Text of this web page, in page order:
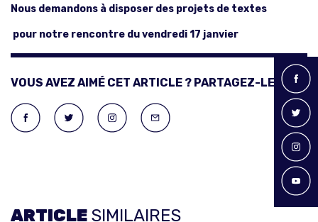
Nous demandons à disposer des projets de textes
pour notre rencontre du vendredi 17 janvier
VOUS AVEZ AIMÉ CET ARTICLE ? PARTAGEZ-LE !
ARTICLE SIMILAIRES